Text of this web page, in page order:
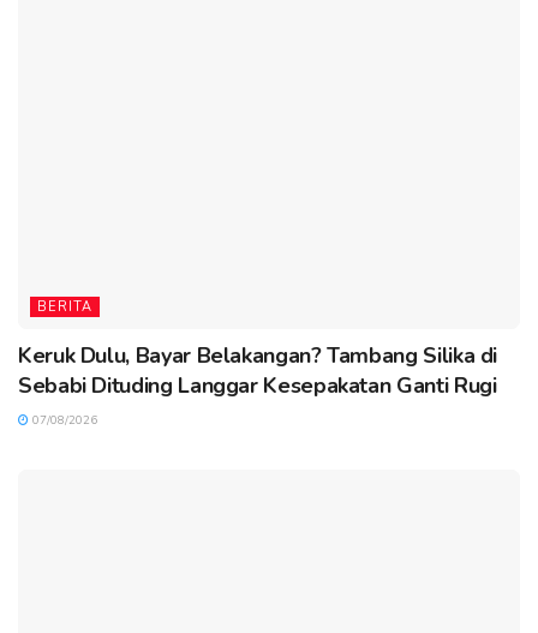
BERITA
Keruk Dulu, Bayar Belakangan? Tambang Silika di
Sebabi Dituding Langgar Kesepakatan Ganti Rugi
07/08/2026